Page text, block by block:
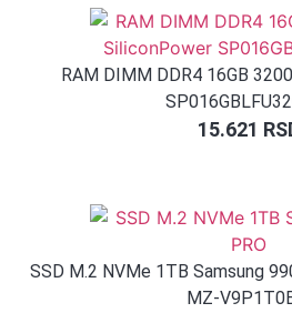
RAM DIMM DDR4 16GB
15.621
SSD M.2 NVMe 1TB Samsung
MZ-